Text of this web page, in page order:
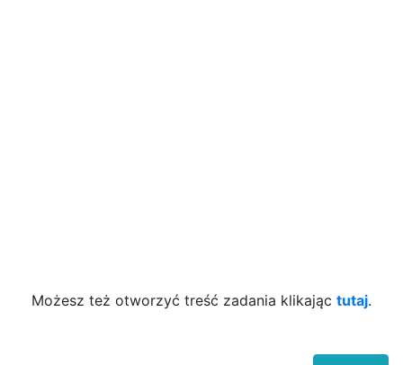
Możesz też otworzyć treść zadania klikając tutaj.